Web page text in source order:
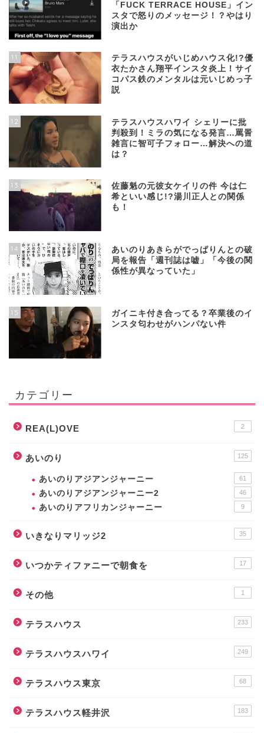
「FUCK TERRACE HOUSE」イン
スタで怒りのメッセージ！？やはり
演出か
11
テラスハウスがいじめハウス化!?優
衣たかさん翔平インスタ炎上！サイ
コパス鉄のメンタルは元いじめっ子
説
12
テラスハウスハワイ シェリーに批
判殺到！ミラの気になる発言…罵詈
雑言に智可子フォロー…解決への道
は？
13
佐藤魁の元彼女ケイリの件 今は仁
希といい感じ!?湯川正人との関係
も！
14
あいのりあきらがでっぱりんとの破
局を報告「週刊誌は嘘」「今後の関
係性が異なっていた」
15
ガイニキ付き合ってる？卒業後のイ
ンスタ匂わせがハンパない件
カテゴリー
REA(L)OVE 2
あいのり 125
あいのりアジアンジャーニー 61
あいのりアジアンジャーニー2 46
あいのりアフリカンジャーニー 9
いきなりマリッジ2 35
いつかティファニーで朝食を 17
その他 1
テラスハウス 233
テラスハウスハワイ 249
テラスハウス東京 68
テラスハウス軽井沢 183